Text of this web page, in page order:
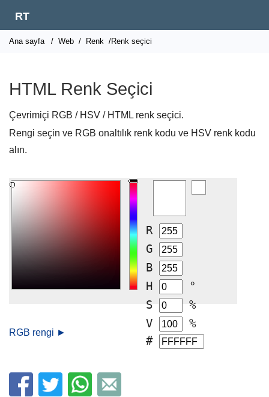
RT
Ana sayfa / Web / Renk /Renk seçici
HTML Renk Seçici
Çevrimiçi RGB / HSV / HTML renk seçici.
Rengi seçin ve RGB onaltılık renk kodu ve HSV renk kodu
alın.
R
G
B
H
°
S
%
V
%
#
RGB rengi ►